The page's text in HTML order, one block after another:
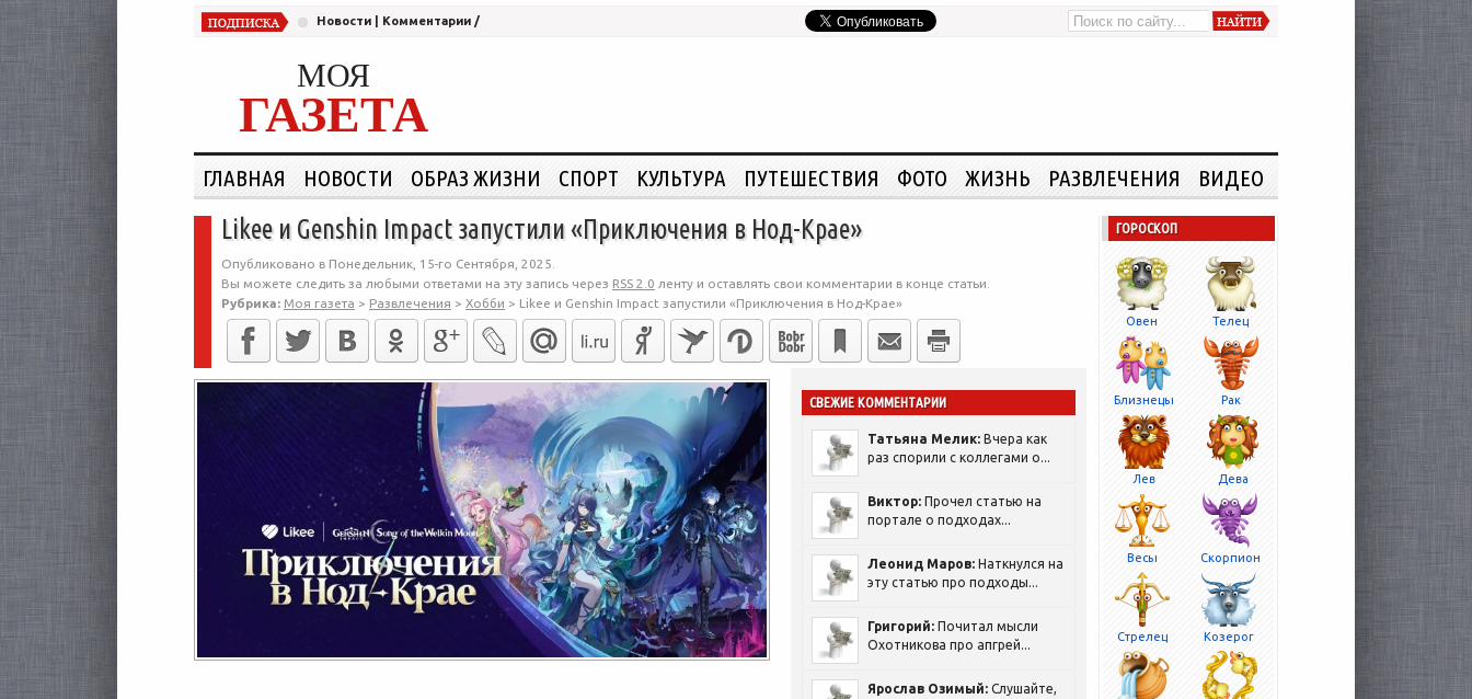
Новости Комментарии /
МОЯ
ГАЗЕТА
ГЛАВНАЯ НОВОСТИ ОБРАЗ ЖИЗНИ СПОРТ КУЛЬТУРА ПУТЕШЕСТВИЯ ФОТО ЖИЗНЬ РАЗВЛЕЧЕНИЯ ВИДЕО
Likee и Genshin Impact запустили «Приключения в Нод-Крае»
Опубликовано в Понедельник, 15-го Сентября, 2025.
Вы можете следить за любыми ответами на эту запись через RSS 2.0 ленту и оставлять свои комментарии в конце статьи.
Рубрика: Моя газета > Развлечения > Хобби > Likee и Genshin Impact запустили «Приключения в Нод-Крае»
СВЕЖИЕ КОММЕНТАРИИ
Татьяна Мелик: Вчера как
раз спорили с коллегами о...
Виктор: Прочел статью на
портале о подходах...
Леонид Маров: Наткнулся на
эту статью про подходы...
Григорий: Почитал мысли
Охотникова про апгрей...
Ярослав Озимый: Слушайте,
ГОРОСКОП
Овен Телец
Близнецы Рак
Лев Дева
Весы Скорпион
Стрелец Козерог